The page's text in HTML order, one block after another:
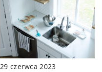
29 czerwca 2023